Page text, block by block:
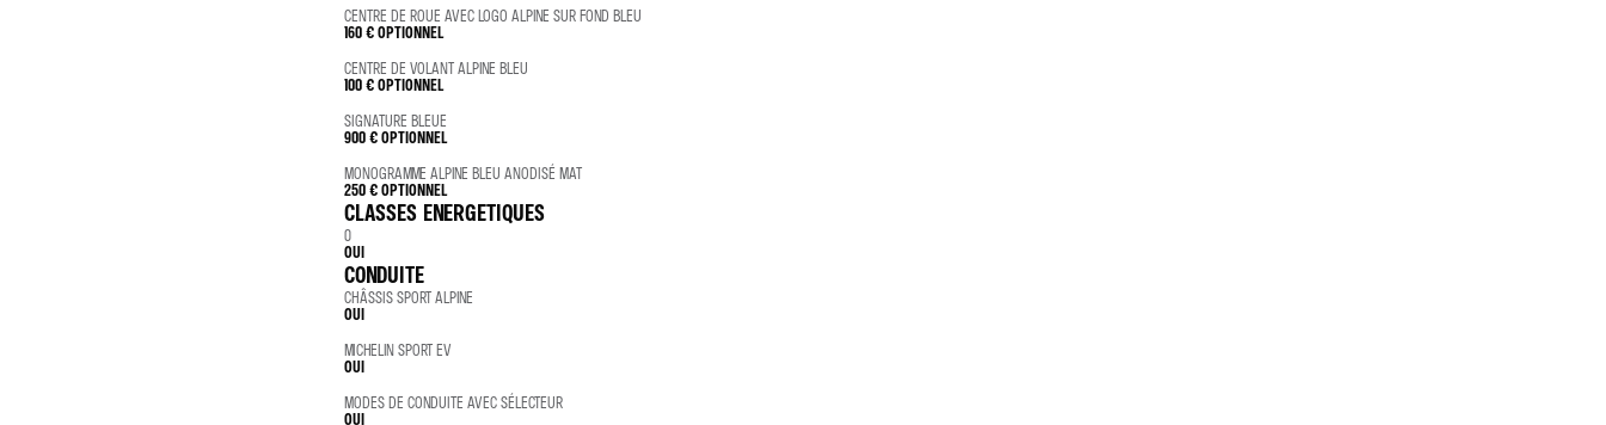
CENTRE DE ROUE AVEC LOGO ALPINE SUR FOND BLEU
160 €OPTIONNEL
CENTRE DE VOLANT ALPINE BLEU
100 €OPTIONNEL
SIGNATURE BLEUE
900 €OPTIONNEL
MONOGRAMME ALPINE BLEU ANODISÉ MAT
250 €OPTIONNEL
CLASSES ENERGETIQUES
0
OUI
CONDUITE
CHÂSSIS SPORT ALPINE
OUI
MICHELIN SPORT EV
OUI
MODES DE CONDUITE AVEC SÉLECTEUR
OUI